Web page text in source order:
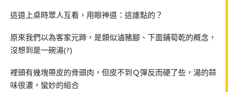
這道上桌時眾人互看，用眼神道：這誰點的？
原來我們以為客家元蹄，是類似滷豬腳、下面鋪筍乾的概念，
沒想到是一碗湯(?)
裡頭有幾塊帶皮的骨頭肉，但皮不到Ｑ彈反而硬了些，湯的蒜
味很濃，蠻妙的組合